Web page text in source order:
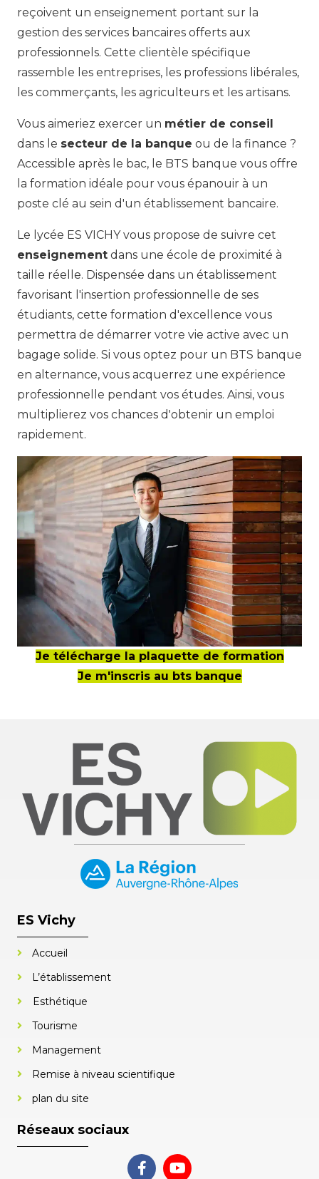
reçoivent un enseignement portant sur la
gestion des services bancaires offerts aux
professionnels. Cette clientèle spécifique
rassemble les entreprises, les professions libérales,
les commerçants, les agriculteurs et les artisans.
Vous aimeriez exercer un métier de conseil
dans le secteur de la banque ou de la finance ?
Accessible après le bac, le BTS banque vous offre
la formation idéale pour vous épanouir à un
poste clé au sein d'un établissement bancaire.
Le lycée ES VICHY vous propose de suivre cet
enseignement dans une école de proximité à
taille réelle. Dispensée dans un établissement
favorisant l'insertion professionnelle de ses
étudiants, cette formation d'excellence vous
permettra de démarrer votre vie active avec un
bagage solide. Si vous optez pour un BTS banque
en alternance, vous acquerrez une expérience
professionnelle pendant vos études. Ainsi, vous
multiplierez vos chances d'obtenir un emploi
rapidement.
Je télécharge la plaquette de formation
Je m'inscris au bts banque
ES Vichy
Accueil
L’établissement
Esthétique
Tourisme
Management
Remise à niveau scientifique
plan du site
Réseaux sociaux